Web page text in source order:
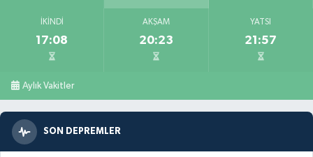
İKINDI
17:08
AKŞAM
20:23
YATSI
21:57
Aylık Vakitler
SON DEPREMLER